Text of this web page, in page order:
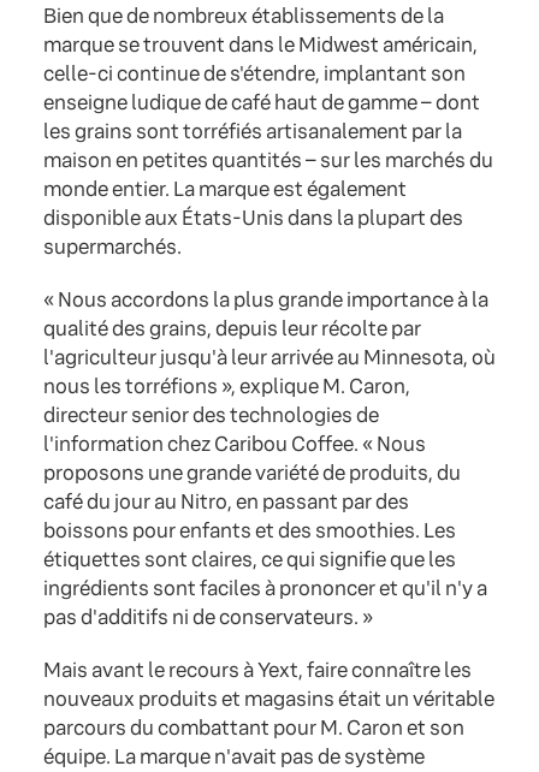
Bien que de nombreux établissements de la
marque se trouvent dans le Midwest américain,
celle-ci continue de s'étendre, implantant son
enseigne ludique de café haut de gamme – dont
les grains sont torréfiés artisanalement par la
maison en petites quantités – sur les marchés du
monde entier. La marque est également
disponible aux États-Unis dans la plupart des
supermarchés.
« Nous accordons la plus grande importance à la
qualité des grains, depuis leur récolte par
l'agriculteur jusqu'à leur arrivée au Minnesota, où
nous les torréfions », explique M. Caron,
directeur senior des technologies de
l'information chez Caribou Coffee. « Nous
proposons une grande variété de produits, du
café du jour au Nitro, en passant par des
boissons pour enfants et des smoothies. Les
étiquettes sont claires, ce qui signifie que les
ingrédients sont faciles à prononcer et qu'il n'y a
pas d'additifs ni de conservateurs. »
Mais avant le recours à Yext, faire connaître les
nouveaux produits et magasins était un véritable
parcours du combattant pour M. Caron et son
équipe. La marque n'avait pas de système